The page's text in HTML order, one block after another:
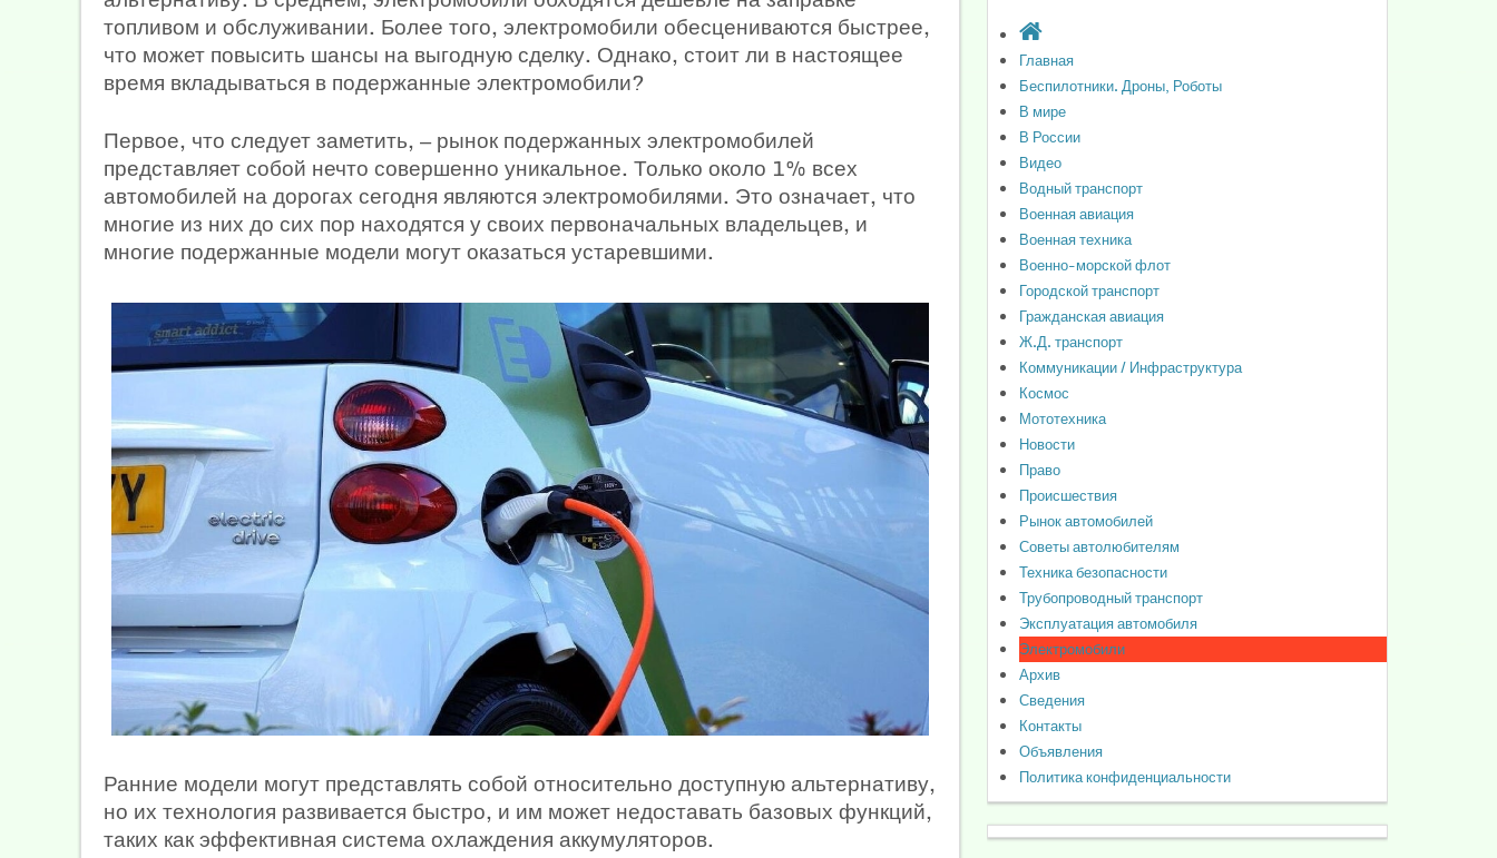
топливом и обслуживании. Более того, электромобили обесцениваются быстрее,
что может повысить шансы на выгодную сделку. Однако, стоит ли в настоящее
время вкладываться в подержанные электромобили?
Первое, что следует заметить, — рынок подержанных электромобилей
представляет собой нечто совершенно уникальное. Только около 1% всех
автомобилей на дорогах сегодня являются электромобилями. Это означает, что
многие из них до сих пор находятся у своих первоначальных владельцев, и
многие подержанные модели могут оказаться устаревшими.
Ранние модели могут представлять собой относительно доступную альтернативу,
но их технология развивается быстро, и им может недоставать базовых функций,
таких как эффективная система охлаждения аккумуляторов.
Главная
Беспилотники. Дроны, Роботы
В мире
В России
Видео
Водный транспорт
Военная авиация
Военная техника
Военно-морской флот
Городской транспорт
Гражданская авиация
Ж.Д. транспорт
Коммуникации / Инфраструктура
Космос
Мототехника
Новости
Право
Происшествия
Рынок автомобилей
Советы автолюбителям
Техника безопасности
Трубопроводный транспорт
Эксплуатация автомобиля
Электромобили
Архив
Сведения
Контакты
Объявления
Политика конфиденциальности